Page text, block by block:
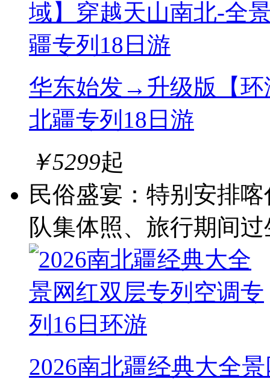
华东始发→升级版【环
北疆专列18日游
￥5299起
民俗盛宴：特别安排
队集体照、旅行期间
2026南北疆经典大全